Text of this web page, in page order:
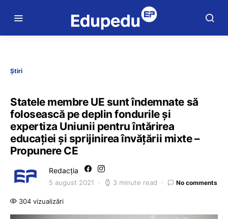
Știri
Statele membre UE sunt îndemnate să
folosească pe deplin fondurile și
expertiza Uniunii pentru întărirea
educației și sprijinirea învățării mixte –
Propunere CE
Redacția
5 august 2021 3 minute read No comments
304 vizualizări